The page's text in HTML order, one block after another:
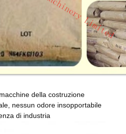
della costruzione
nessun odore insopportabile
di industria